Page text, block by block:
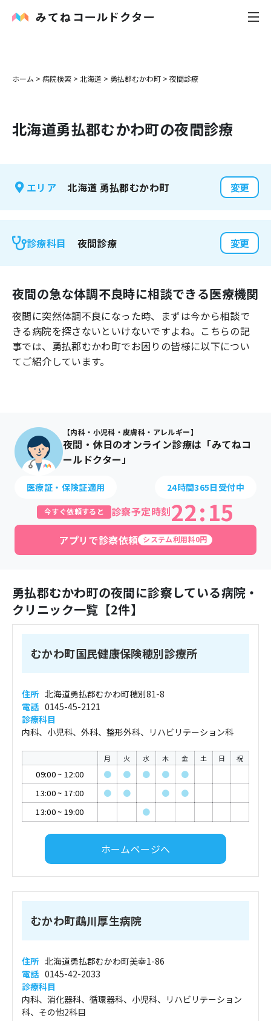
内科
花粉症
感染症
よくあるご質問
ホーム > 病院検索 > 北海道 > 勇払郡むかわ町 > 夜間診療
北海道勇払郡むかわ町の夜間診療
エリア 北海道 勇払郡むかわ町 変更
診療科目 夜間診療 変更
夜間の急な体調不良時に相談できる医療機関
夜間に突然体調不良になった時、まずは今から相談で
きる病院を探さないといけないですよね。こちらの記
事では、 勇払郡むかわ町でお困りの皆様に以下につい
てご紹介しています。
【内科・小児科・皮膚科・アレルギー】
夜間・休日のオンライン診療は「みてねコ
ールドクター」
医療証・保険証適用 24時間365日受付中
今すぐ依頼すると 診察予定時刻22:15
アプリで診察依頼 システム利用料0円
勇払郡むかわ町の夜間に診察している病院・
クリニック一覧【2件】
むかわ町国民健康保険穂別診療所
住所 北海道勇払郡むかわ町穂別81-8
電話 0145-45-2121
診療科目
内科、小児科、外科、整形外科、リハビリテーション科
月 火 水 木 金 土 日 祝
09:00~ 12:00 ● ● ● ●
●
13:00~ 17:00 ● ● ●
●
13:00~ 19:00 ●
ホームページへ
むかわ町鵡川厚生病院
住所 北海道勇払郡むかわ町美幸1-86
電話 0145-42-2033
診療科目
内科、消化器科、循環器科、小児科、リハビリテーション
科、その他2科目